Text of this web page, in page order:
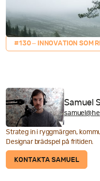
#130 – INNOVATION SOM
Strateg in i ryggmärgen,
Designar brädspel på fritiden.
KONTAKTA SAMUEL
Samuel